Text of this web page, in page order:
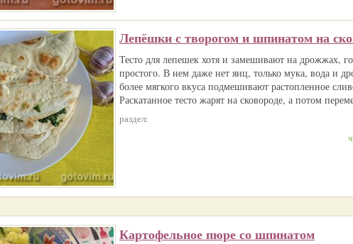
Лепёшки с творогом и шпинатом на
Тесто для лепешек хотя и замешивают на дрожжах,
простого. В нем даже нет яиц, только мука, вода и
более мягкого вкуса подмешивают растопленное
Раскатанное тесто жарят на сковороде, а потом
раздел:
Картофельное пюре со шпинатом